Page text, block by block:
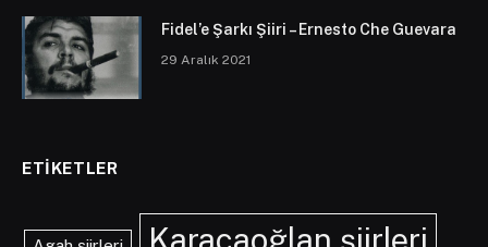
Fidel’e Şarkı Şiiri – Ernesto Che Guevara
29 Aralık 2021
ETIKETLER